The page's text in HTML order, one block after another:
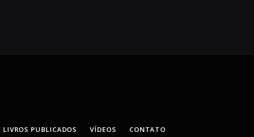
LIVROS PUBLICADOS VÍDEOS CONTATO